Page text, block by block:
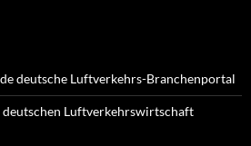
deutsche Luftverkehrs-Branchenportal
deutschen Luftverkehrswirtschaft